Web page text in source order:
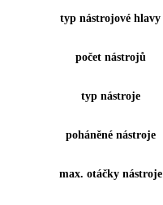
typ nástrojové hlavy
počet nástrojů
typ nástroje
poháněné nástroje
max. otáčky nástroje